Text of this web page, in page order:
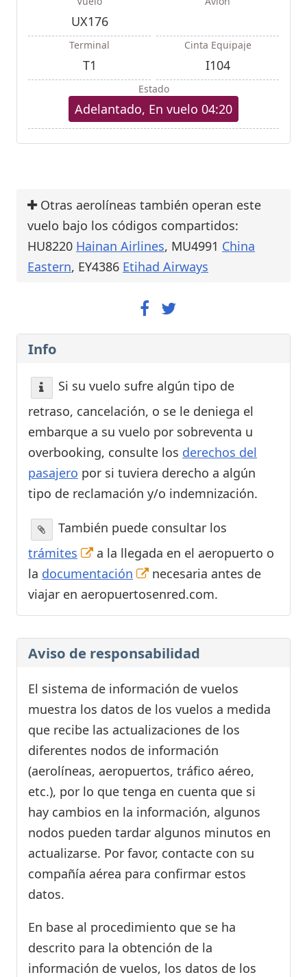
UX176
Terminal
T1
Cinta Equipaje
I104
Estado
Adelantado, En vuelo 04:20
Otras aerolíneas también operan este
vuelo bajo los códigos compartidos:
HU8220 Hainan Airlines, MU4991 China
Eastern, EY4386 Etihad Airways
Info
Si su vuelo sufre algún tipo de
retraso, cancelación, o se le deniega el
embarque a su vuelo por sobreventa u
overbooking, consulte los derechos del
pasajero por si tuviera derecho a algún
tipo de reclamación y/o indemnización.
También puede consultar los
trámites
a la llegada en el aeropuerto o
la documentación
necesaria antes de
viajar en aeropuertosenred.com.
Aviso de responsabilidad
El sistema de información de vuelos
muestra los datos de los vuelos a medida
que recibe las actualizaciones de los
diferentes nodos de información
(aerolíneas, aeropuertos, tráfico aéreo,
etc.), por lo que tenga en cuenta que si
hay cambios en la información, algunos
nodos pueden tardar algunos minutos en
actualizarse. Por favor, contacte con su
compañía aérea para confirmar estos
datos.
En base al procedimiento que se ha
descrito para la obtención de la
información de vuelos, los datos de los